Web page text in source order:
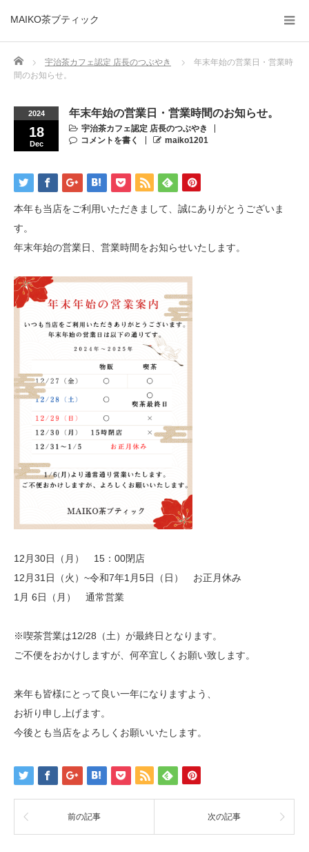
MAIKO茶ブティック
Home 宇治茶カフェ認定 店長のつぶやき
年末年始の営業日・営業時
間のお知らせ。
2024
18
Dec
年末年始の営業日・営業時間のお知らせ。
宇治茶カフェ認定 店長のつぶやき
コメントを書く
maiko1201
本年も当店をご利用いただきまして、誠にありがとうございま
す。
年末年始の営業日、営業時間をお知らせいたします。
12月30日（月） 15：00閉店
12月31日（火）~令和7年1月5日（日） お正月休み
1月 6日（月） 通常営業
※喫茶営業は12/28（土）が最終日となります。
ご不便をおかけしますが、何卒宜しくお願い致します。
来年も皆様にとって良い一年になりますよう、
お祈り申し上げます。
今後とも当店をよろしくお願いいたします。
前の記事 次の記事